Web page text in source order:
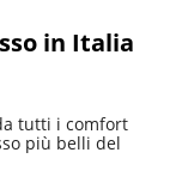
in Italia
tutti i comfort
più belli del